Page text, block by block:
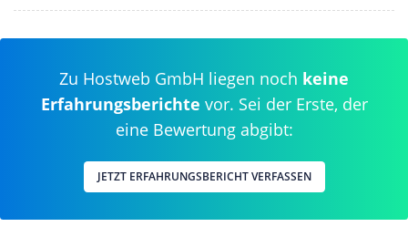
Zu Hostweb GmbH liegen noch keine
Erfahrungsberichte vor. Sei der Erste, der
eine Bewertung abgibt:
JETZT ERFAHRUNGSBERICHT VERFASSEN